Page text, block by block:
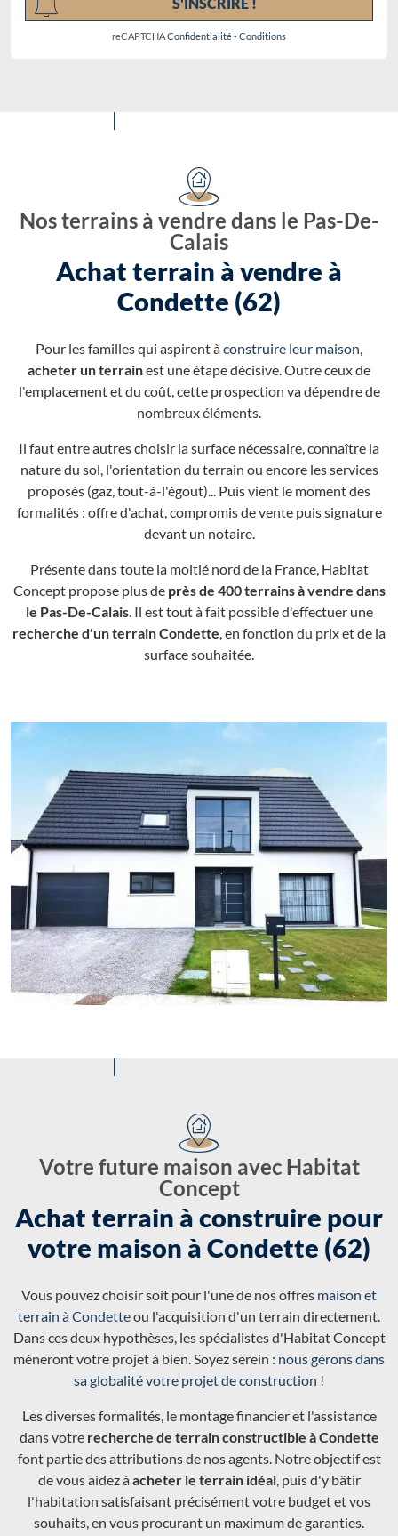
reCAPTCHAConfidentialité-Conditions
Nos terrains à vendre dans le Pas-De-
Calais
Achat terrain à vendre à
Condette (62)
Pour les familles qui aspirent àconstruire leur maison,
acheter un terrainest une étape décisive. Outre ceux de
l'emplacement et du coût, cette prospection va dépendre de
nombreux éléments.
Il faut entre autres choisir la surface nécessaire, connaître la
nature du sol, l'orientation du terrain ou encore les services
proposés (gaz, tout-à-l'égout)... Puis vient le moment des
formalités : offre d'achat, compromis de vente puis signature
devant un notaire.
Présente dans toute la moitié nord de la France, Habitat
Concept propose plus de près de 400 terrains à vendre dans
le Pas-De-Calais. Il est tout à fait possible d'effectuer une
recherche d'un terrain Condette, en fonction du prix et de la
surface souhaitée.
Votre future maison avec Habitat
Concept
Achat terrain à construire pour
votre maison à Condette (62)
Vous pouvez choisir soit pour l'une de nos offres maison et
terrain à Condetteou l'acquisition d'un terrain directement.
Dans ces deux hypothèses, les spécialistes d'Habitat Concept
mèneront votre projet à bien. Soyez serein : nous gérons dans
sa globalité votre projet de construction !
Les diverses formalités, le montage financier et l'assistance
dans votre recherche de terrain constructible à Condette
font partie des attributions de nos agents. Notre objectif est
de vous aidez àacheter le terrain idéal, puis d'y bâtir
l'habitation satisfaisant précisément votre budget et vos
souhaits, en vous procurant un maximum de garanties.